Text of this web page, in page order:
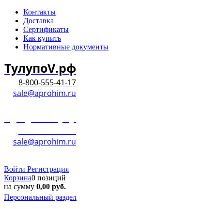
Контакты
Доставка
Сертификаты
Как купить
Нормативные документы
ТулупоV.рф
8-800-555-41-17
sale@aprohim.ru
sale@aprohim.ru
Войти Регистрация
Корзина0 позиций
на сумму 0,00 руб.
Персональный раздел